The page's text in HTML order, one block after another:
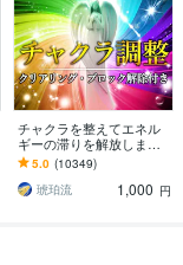
チャクラを整えてエネル
ギーの滞りを解放します 7
割超リピート！人生を変
えたい人のエネルギー調
整
5.0 (10349)
琥珀流
1,000 円